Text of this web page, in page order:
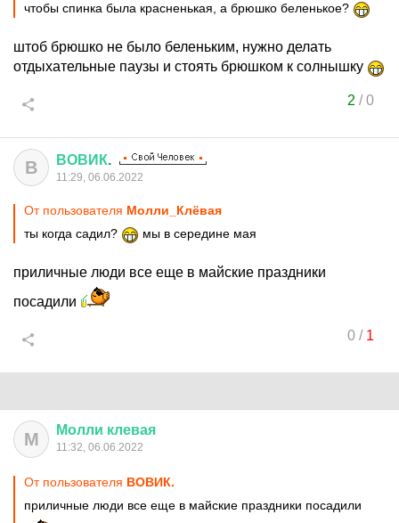
чтобы спинка была красненькая, а брюшко беленькое?
штоб брюшко не было беленьким, нужно делать
отдыхательные паузы и стоять брюшком к солнышку
2 /0
В ВОВИК.
11:29, 06.06.2022
От пользователя Молли_Клёвая
ты когда садил?
мы в середине мая
приличные люди все еще в майские праздники
посадили
0/ 1
М Молли клевая
11:32, 06.06.2022
От пользователя ВОВИК.
приличные люди все еще в майские праздники посадили